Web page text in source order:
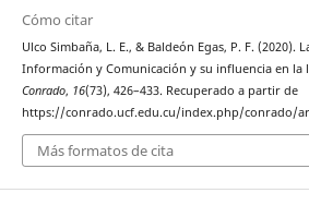
Cómo citar
Ulco Simbaña, L. E., & Baldeón Egas, P. F. (2020).
Información y Comunicación y su influencia en la
Conrado, 16(73), 426–433. Recuperado a partir de
https://conrado.ucf.edu.cu/index.php/conrado/
Más formatos de cita